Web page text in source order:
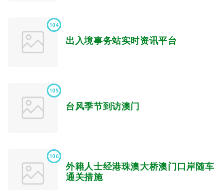
104
出入境事务站实时资讯平台
105
台风季节到访澳门
106
外籍人士经港珠澳大桥澳门口岸随车
通关措施